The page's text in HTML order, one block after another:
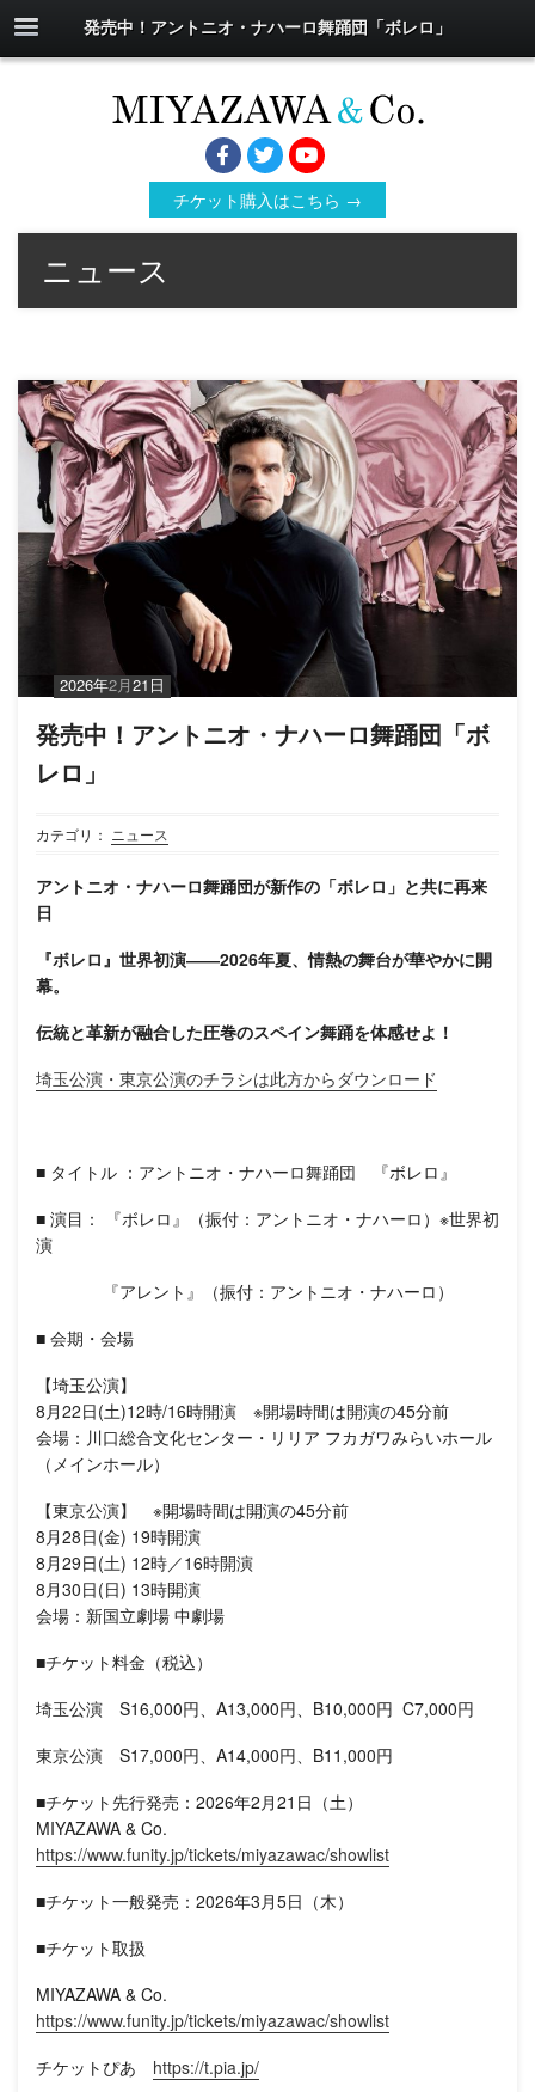
発売中！アントニオ・ナハーロ舞踊団「ボレロ」
チケット購入はこちら →
ニュース
2026年2月21日
発売中！アントニオ・ナハーロ舞踊団「ボ
レロ」
カテゴリ： ニュース
アントニオ・ナハーロ舞踊団が新作の「ボレロ」と共に再来
日
『ボレロ』世界初演――2026年夏、情熱の舞台が華やかに開
幕。
伝統と革新が融合した圧巻のスペイン舞踊を体感せよ！
埼玉公演・東京公演のチラシは此方からダウンロード
■ タイトル ：アントニオ・ナハーロ舞踊団 『ボレロ』
■ 演目： 『ボレロ』（振付：アントニオ・ナハーロ）※世界初
演
『アレント』（振付：アントニオ・ナハーロ）
■ 会期・会場
【埼玉公演】
8月22日(土)12時/16時開演 ※開場時間は開演の45分前
会場：川口総合文化センター・リリア フカガワみらいホール
（メインホール）
【東京公演】 ※開場時間は開演の45分前
8月28日(金) 19時開演
8月29日(土) 12時／16時開演
8月30日(日) 13時開演
会場：新国立劇場 中劇場
■チケット料金（税込）
埼玉公演 S16,000円、A13,000円、B10,000円 C7,000円
東京公演 S17,000円、A14,000円、B11,000円
■チケット先行発売：2026年2月21日（土）
MIYAZAWA & Co.
https://www.funity.jp/tickets/miyazawac/showlist
■チケット一般発売：2026年3月5日（木）
■チケット取扱
MIYAZAWA & Co.
https://www.funity.jp/tickets/miyazawac/showlist
チケットぴあ https://t.pia.jp/